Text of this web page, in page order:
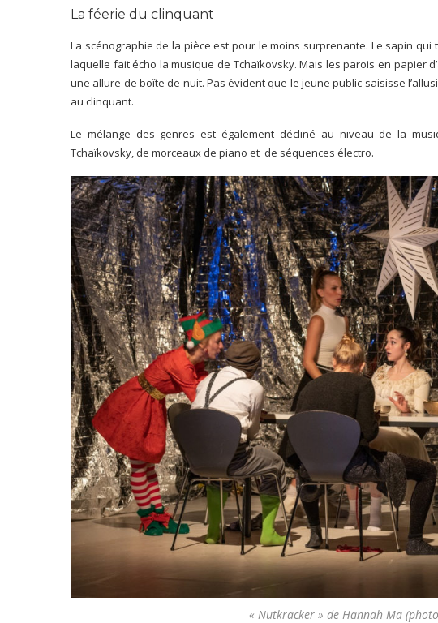
La féerie du clinquant
La scénographie de la pièce est pour le moins surprenante. Le sapin
laquelle fait écho la musique de Tchaïkovsky. Mais les parois en papier
une allure de boîte de nuit. Pas évident que le jeune public saisisse
au clinquant.
Le mélange des genres est également décliné au niveau de la
Tchaïkovsky, de morceaux de piano et de séquences électro.
« Nutkracker » de Hannah Ma